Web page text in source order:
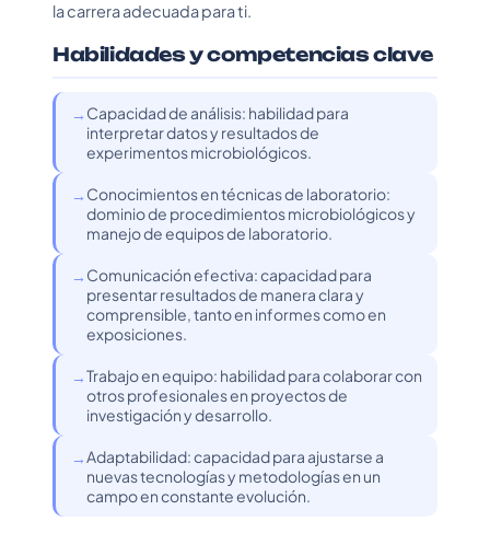
la carrera adecuada para ti.
Habilidades y competencias clave
Capacidad de análisis: habilidad para
interpretar datos y resultados de
experimentos microbiológicos.
Conocimientos en técnicas de laboratorio:
dominio de procedimientos microbiológicos y
manejo de equipos de laboratorio.
Comunicación efectiva: capacidad para
presentar resultados de manera clara y
comprensible, tanto en informes como en
exposiciones.
Trabajo en equipo: habilidad para colaborar con
otros profesionales en proyectos de
investigación y desarrollo.
Adaptabilidad: capacidad para ajustarse a
nuevas tecnologías y metodologías en un
campo en constante evolución.